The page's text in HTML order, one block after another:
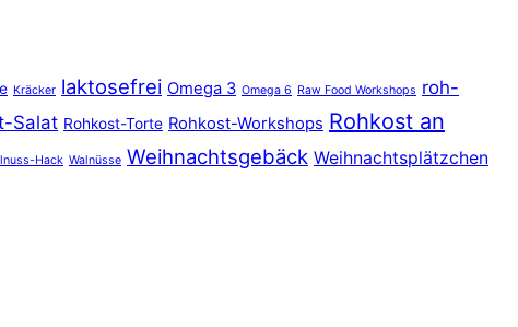
Kräcker laktosefrei Omega 3 Omega 6 Raw Food Workshops roh-
Salat Rohkost-Torte Rohkost-Workshops Rohkost an
Hack Walnüsse Weihnachtsgebäck Weihnachtsplätzchen